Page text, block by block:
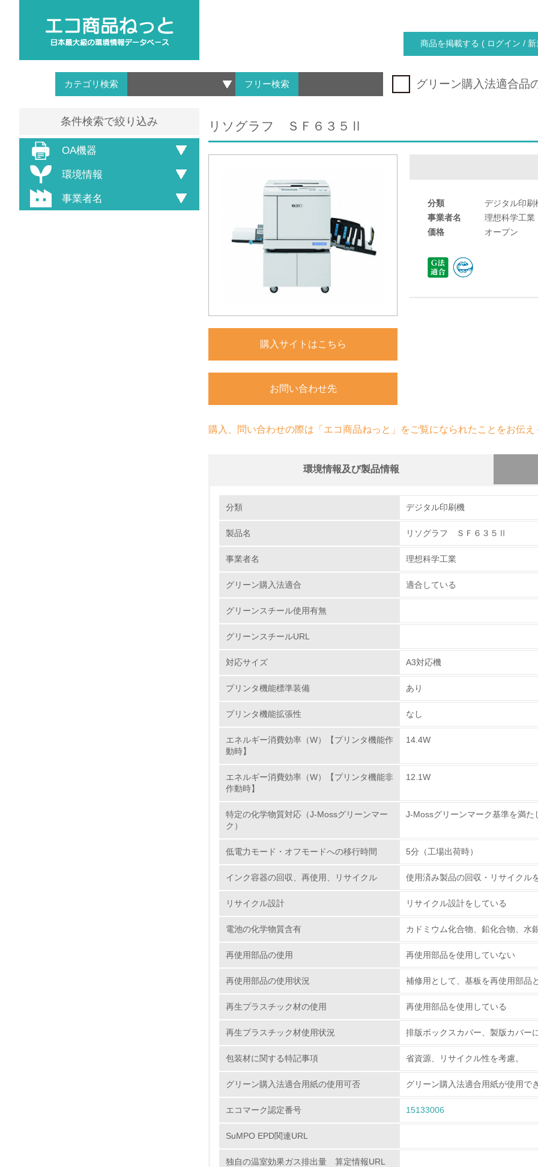
商品を掲載する ( ログイン / 新
カテゴリ検索 フリー検索 グリーン購入法適合品
条件検索で絞り込み
OA機器
環境情報
事業者名
リソグラフ ＳＦ６３５Ⅱ
購入サイトはこちら
お問い合わせ先
分類
デジタル印刷
事業者名
理想科学工業
価格
オープン
購入、問い合わせの際は「エコ商品ねっと」をご覧になられたことをお伝え
環境情報及び製品情報
1.環境取り組み体制
No.
6.
7.
環境活動に関する規格やプログラムを導入している
資源・エネルギー
9. <L1> 資源（投入原料、水等）とエネルギー（電力、重油、ガス
10. <L2> 資源とエネルギーの使用量の把握をし、具体的な削減目標
13. <L1> グリーン購入の取り組み方針を有し、グリーン購入を行っ
分類 デジタル印刷機
製品名 リソグラフ ＳＦ６３５Ⅱ
事業者名 理想科学工業
グリーン購入法適合 適合している
グリーンスチール使用有無
グリーンスチールURL
対応サイズ A3対応機
プリンタ機能標準装備 あり
プリンタ機能拡張性 なし
エネルギー消費効率（W）【プリンタ機能作
動時】
14.4W
エネルギー消費効率（W）【プリンタ機能非
作動時】
12.1W
特定の化学物質対応（J-Mossグリーンマー
ク）
J-Mossグリーンマーク基準を満た
低電力モード・オフモードへの移行時間 5分（工場出荷時）
インク容器の回収、再使用、リサイクル 使用済み製品の回収・リサイクル
リサイクル設計 リサイクル設計をしている
電池の化学物質含有 カドミウム化合物、鉛化合物、水
再使用部品の使用 再使用部品を使用していない
再使用部品の使用状況 補修用として、基板を再使用部品
再生プラスチック材の使用 再使用部品を使用している
再生プラスチック材使用状況 排版ボックスカバー、製版カバー
包装材に関する特記事項 省資源、リサイクル性を考慮。
グリーン購入法適合用紙の使用可否 グリーン購入法適合用紙が使用で
エコマーク認定番号 15133006
SuMPO EPD関連URL
独自の温室効果ガス排出量 算定情報URL